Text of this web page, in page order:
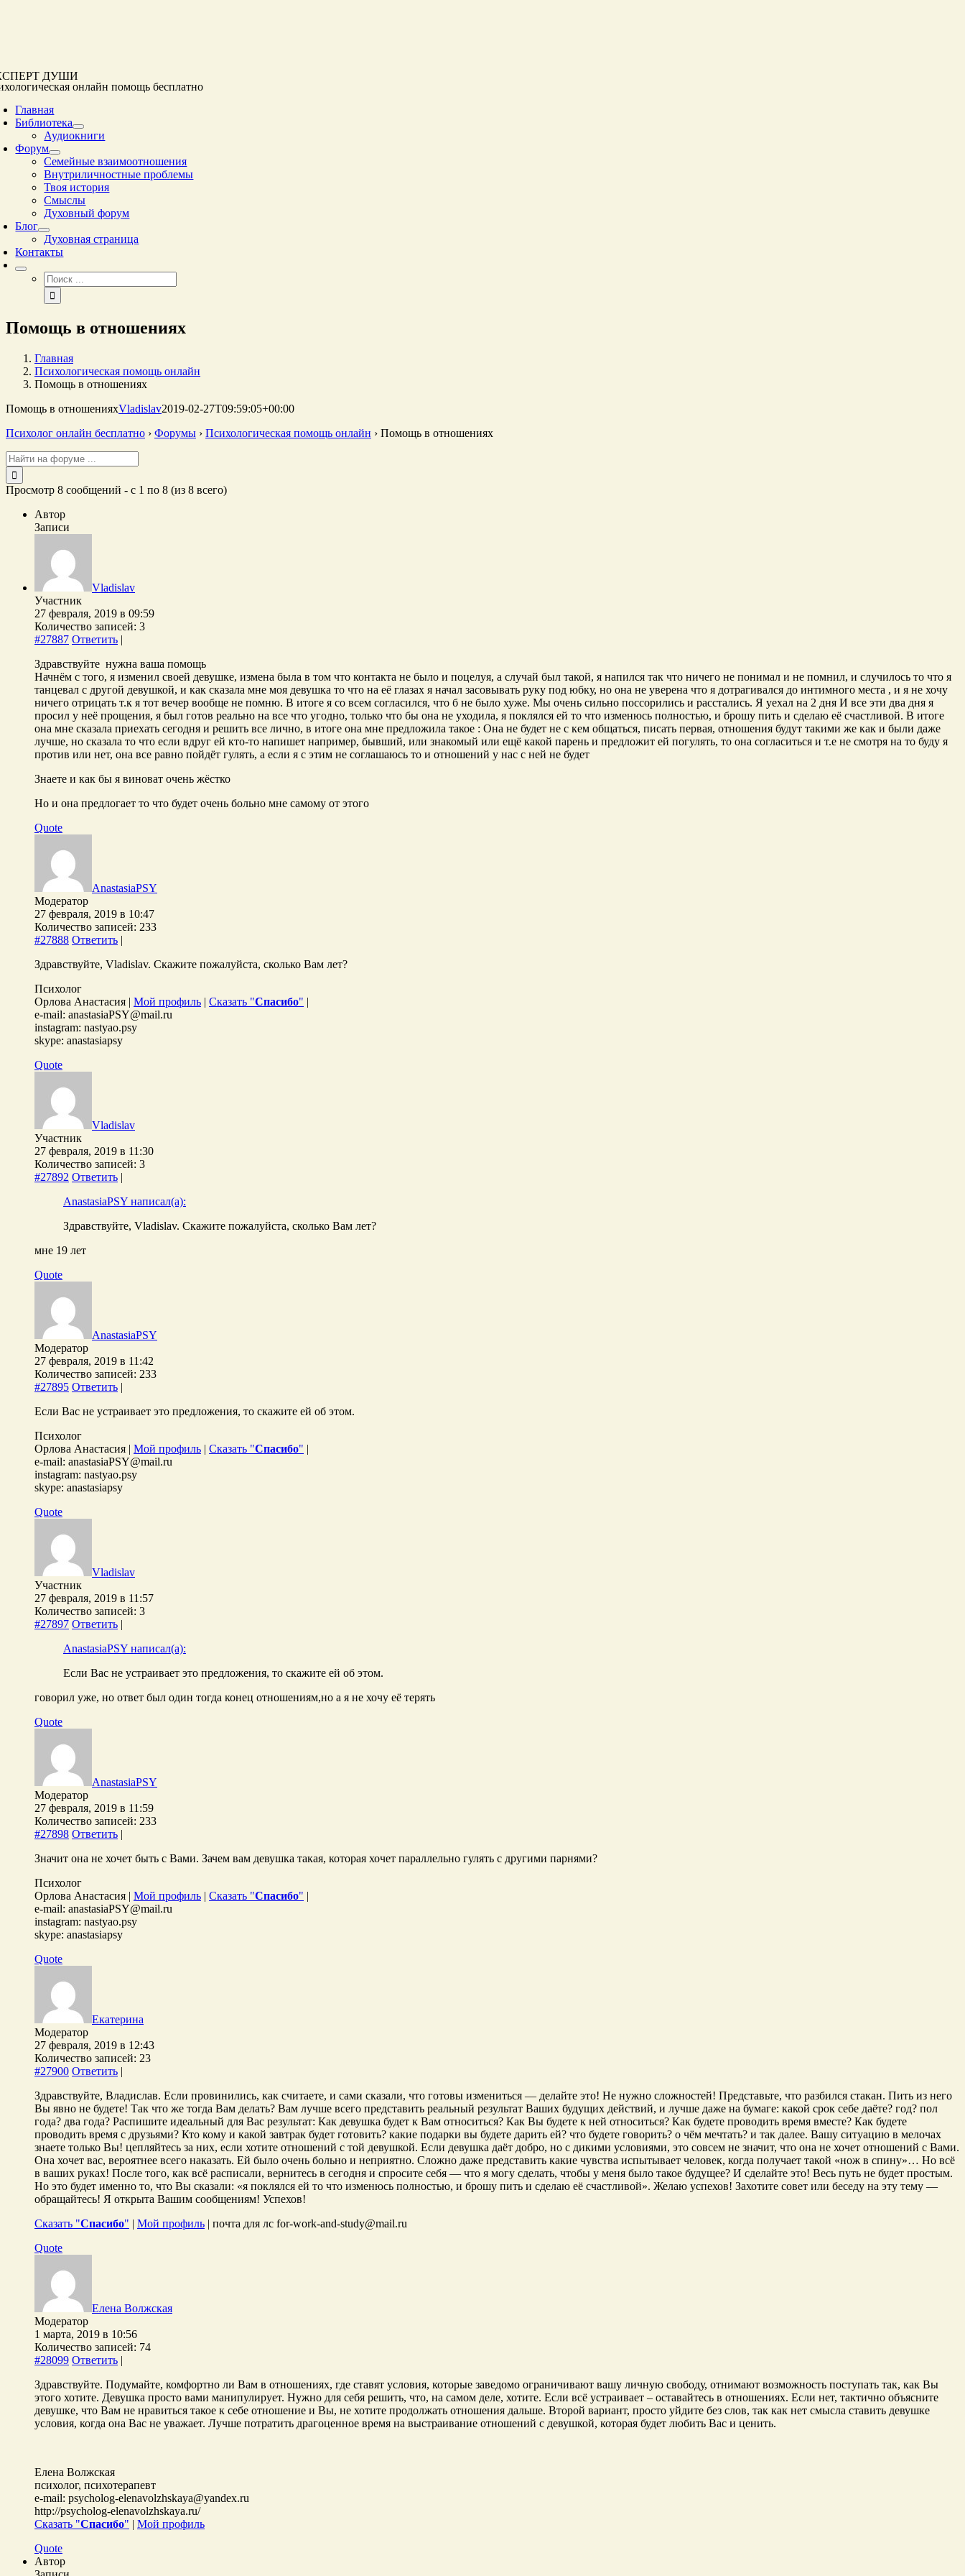
ДУШИ
онлайн помощь бесплатно
Главная
Библиотека
Аудиокниги
Форум
Семейные взаимоотношения
Внутриличностные проблемы
Твоя история
Смыслы
Духовный форум
Блог
Духовная страница
Контакты
Результат
поиска:
Помощь в отношениях
Главная
Психологическая помощь онлайн
Помощь в отношениях
Помощь в отношенияхVladislav2019-02-27T09:59:05+00:00
Психолог онлайн бесплатно › Форумы › Психологическая помощь онлайн › Помощь в отношениях
Поиск:
Просмотр 8 сообщений - с 1 по 8 (из 8 всего)
Автор
Записи
Vladislav
Участник
27 февраля, 2019 в 09:59
Количество записей: 3
#27887 Ответить |
Здравствуйте нужна ваша помощь
Начнём с того, я изменил своей девушке, измена была в том что контакта не было и поцелуя, а случай был такой, я напился так что ничего не понимал и не помнил, и случилось то что я
танцевал с другой девушкой, и как сказала мне моя девушка то что на её глазах я начал засовывать руку под юбку, но она не уверена что я дотрагивался до интимного места , и я не хочу
ничего отрицать т.к я тот вечер вообще не помню. В итоге я со всем согласился, что б не было хуже. Мы очень сильно поссорились и расстались. Я уехал на 2 дня И все эти два дня я
просил у неё прощения, я был готов реально на все что угодно, только что бы она не уходила, я поклялся ей то что изменюсь полностью, и брошу пить и сделаю её счастливой. В итоге
она мне сказала приехать сегодня и решить все лично, в итоге она мне предложила такое : Она не будет не с кем общаться, писать первая, отношения будут такими же как и были даже
лучше, но сказала то что если вдруг ей кто-то напишет например, бывший, или знакомый или ещё какой парень и предложит ей погулять, то она согласиться и т.е не смотря на то буду я
против или нет, она все равно пойдёт гулять, а если я с этим не соглашаюсь то и отношений у нас с ней не будет
Знаете и как бы я виноват очень жёстко
Но и она предлогает то что будет очень больно мне самому от этого
Quote
AnastasiaPSY
Модератор
27 февраля, 2019 в 10:47
Количество записей: 233
#27888 Ответить |
Здравствуйте, Vladislav. Скажите пожалуйста, сколько Вам лет?
Психолог
Орлова Анастасия | Мой профиль | Сказать "Спасибо" |
e-mail: anastasiaPSY@mail.ru
instagram: nastyao.psy
skype: anastasiapsy
Quote
Vladislav
Участник
27 февраля, 2019 в 11:30
Количество записей: 3
#27892 Ответить |
AnastasiaPSY написал(а):
Здравствуйте, Vladislav. Скажите пожалуйста, сколько Вам лет?
мне 19 лет
Quote
AnastasiaPSY
Модератор
27 февраля, 2019 в 11:42
Количество записей: 233
#27895 Ответить |
Если Вас не устраивает это предложения, то скажите ей об этом.
Психолог
Орлова Анастасия | Мой профиль | Сказать "Спасибо" |
e-mail: anastasiaPSY@mail.ru
instagram: nastyao.psy
skype: anastasiapsy
Quote
Vladislav
Участник
27 февраля, 2019 в 11:57
Количество записей: 3
#27897 Ответить |
AnastasiaPSY написал(а):
Если Вас не устраивает это предложения, то скажите ей об этом.
говорил уже, но ответ был один тогда конец отношениям,но а я не хочу её терять
Quote
AnastasiaPSY
Модератор
27 февраля, 2019 в 11:59
Количество записей: 233
#27898 Ответить |
Значит она не хочет быть с Вами. Зачем вам девушка такая, которая хочет параллельно гулять с другими парнями?
Психолог
Орлова Анастасия | Мой профиль | Сказать "Спасибо" |
e-mail: anastasiaPSY@mail.ru
instagram: nastyao.psy
skype: anastasiapsy
Quote
Екатерина
Модератор
27 февраля, 2019 в 12:43
Количество записей: 23
#27900 Ответить |
Здравствуйте, Владислав. Если провинились, как считаете, и сами сказали, что готовы измениться — делайте это! Не нужно сложностей! Представьте, что разбился стакан. Пить из него
Вы явно не будете! Так что же тогда Вам делать? Вам лучше всего представить реальный результат Ваших будущих действий, и лучше даже на бумаге: какой срок себе даёте? год? пол
года? два года? Распишите идеальный для Вас результат: Как девушка будет к Вам относиться? Как Вы будете к ней относиться? Как будете проводить время вместе? Как будете
проводить время с друзьями? Кто кому и какой завтрак будет готовить? какие подарки вы будете дарить ей? что будете говорить? о чём мечтать? и так далее. Вашу ситуацию в мелочах
знаете только Вы! цепляйтесь за них, если хотите отношений с той девушкой. Если девушка даёт добро, но с дикими условиями, это совсем не значит, что она не хочет отношений с Вами.
Она хочет вас, вероятнее всего наказать. Ей было очень больно и неприятно. Сложно даже представить какие чувства испытывает человек, когда получает такой «нож в спину»… Но всё
в ваших руках! После того, как всё расписали, вернитесь в сегодня и спросите себя — что я могу сделать, чтобы у меня было такое будущее? И сделайте это! Весь путь не будет простым.
Но это будет именно то, что Вы сказали: «я поклялся ей то что изменюсь полностью, и брошу пить и сделаю её счастливой». Желаю успехов! Захотите совет или беседу на эту тему —
обращайтесь! Я открыта Вашим сообщениям! Успехов!
Сказать "Спасибо" | Мой профиль | почта для лс for-work-and-study@mail.ru
Quote
Елена Волжская
Модератор
1 марта, 2019 в 10:56
Количество записей: 74
#28099 Ответить |
Здравствуйте. Подумайте, комфортно ли Вам в отношениях, где ставят условия, которые заведомо ограничивают вашу личную свободу, отнимают возможность поступать так, как Вы
этого хотите. Девушка просто вами манипулирует. Нужно для себя решить, что, на самом деле, хотите. Если всё устраивает – оставайтесь в отношениях. Если нет, тактично объясните
девушке, что Вам не нравиться такое к себе отношение и Вы, не хотите продолжать отношения дальше. Второй вариант, просто уйдите без слов, так как нет смысла ставить девушке
условия, когда она Вас не уважает. Лучше потратить драгоценное время на выстраивание отношений с девушкой, которая будет любить Вас и ценить.
Елена Волжская
психолог, психотерапевт
e-mail: psycholog-elenavolzhskaya@yandex.ru
http://psycholog-elenavolzhskaya.ru/
Сказать "Спасибо" | Мой профиль
Quote
Автор